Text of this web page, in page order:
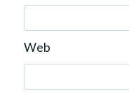
Web